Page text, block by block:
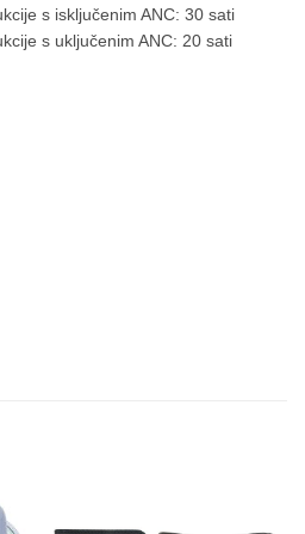
s isključenim ANC: 30 sati
s uključenim ANC: 20 sati